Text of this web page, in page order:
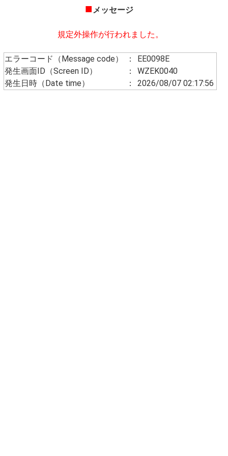
■メッセージ
規定外操作が行われました。
エラーコード（Message code） ：
EE0098E
発生画面ID（Screen ID）
：
WZEK0040
発生日時（Date time）
： 2026/08/07 02:17:56